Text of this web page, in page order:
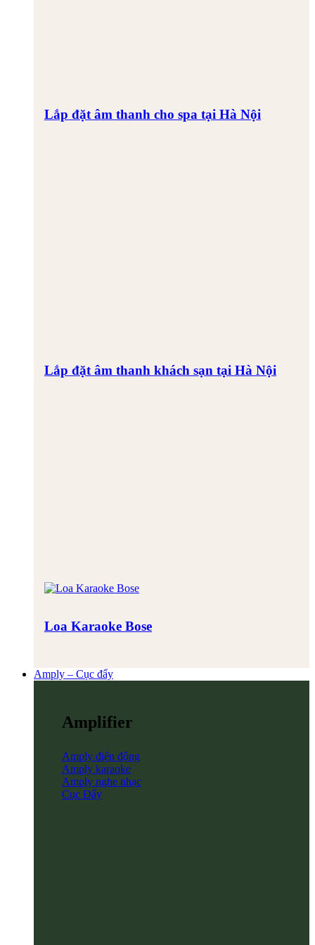
Lắp đặt âm thanh cho spa tại Hà Nội
Lắp đặt âm thanh khách sạn tại Hà Nội
Loa Karaoke Bose
Amply – Cục đẩy
Amplifier
Amply điện động
Amply karaoke
Amply nghe nhạc
Cục Đẩy